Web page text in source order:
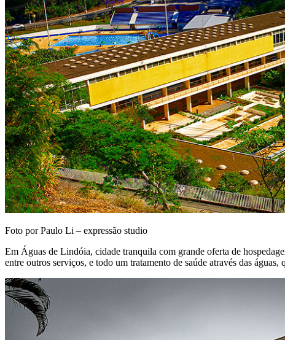
Foto por Paulo Li – expressão studio
Em Águas de Lindóia, cidade tranquila com grande oferta de
entre outros serviços, e todo um tratamento de saúde através das